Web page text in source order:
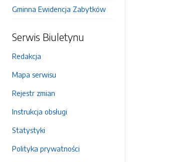
Gminna Ewidencja Zabytków
Serwis Biuletynu
Redakcja
Mapa serwisu
Rejestr zmian
Instrukcja obsługi
Statystyki
Polityka prywatności